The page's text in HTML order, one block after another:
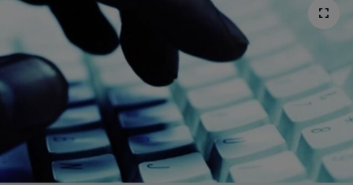
FOTO GALERİ
VIDEO GALERİ
ALGEMENE VOORWAARDEN
CONTACT